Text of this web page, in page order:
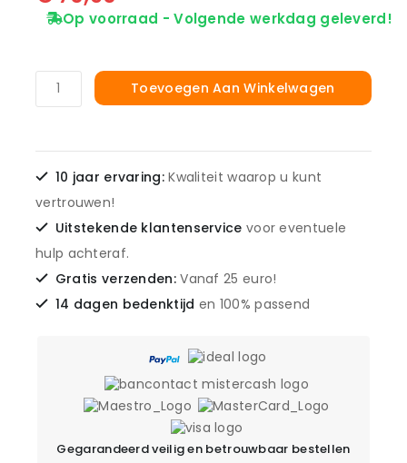
Op voorraad - Volgende werkdag geleverd!
Toevoegen Aan Winkelwagen
10 jaar ervaring:Kwaliteit waarop u kunt
vertrouwen!
Uitstekende klantenservice voor eventuele
hulp achteraf.
Gratis verzenden:Vanaf 25 euro!
14 dagen bedenktijd en 100% passend
Gegarandeerd veilig en betrouwbaar bestellen